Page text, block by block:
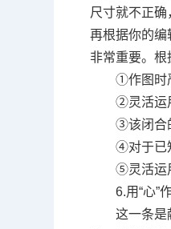
尺寸就不正
再根据你的
非常重要。根
①作图时
②灵活运
③该闭合
④对于已
⑤灵活运
6.用“心”
这一条是